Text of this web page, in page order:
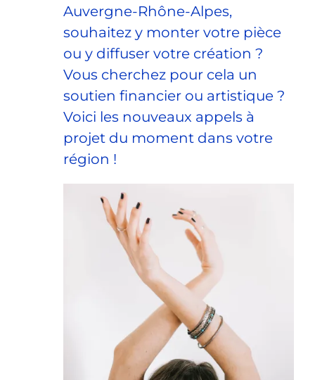
Auvergne-Rhône-Alpes,
souhaitez y monter votre pièce
ou y diffuser votre création ?
Vous cherchez pour cela un
soutien financier ou artistique ?
Voici les nouveaux appels à
projet du moment dans votre
région !